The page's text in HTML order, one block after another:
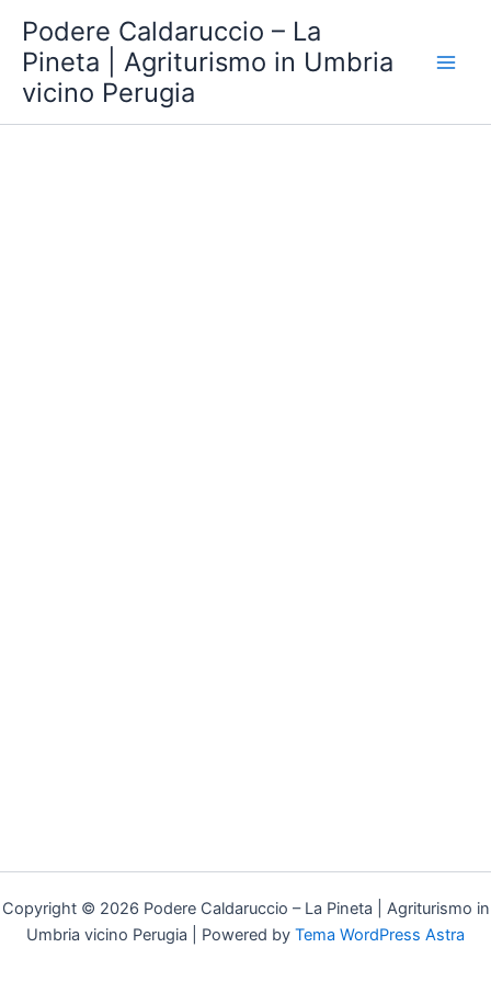
contenuto
Podere Caldaruccio – La
Pineta | Agriturismo in Umbria
vicino Perugia
Copyright © 2026 Podere Caldaruccio – La Pineta | Agriturismo in
Umbria vicino Perugia | Powered by Tema WordPress Astra